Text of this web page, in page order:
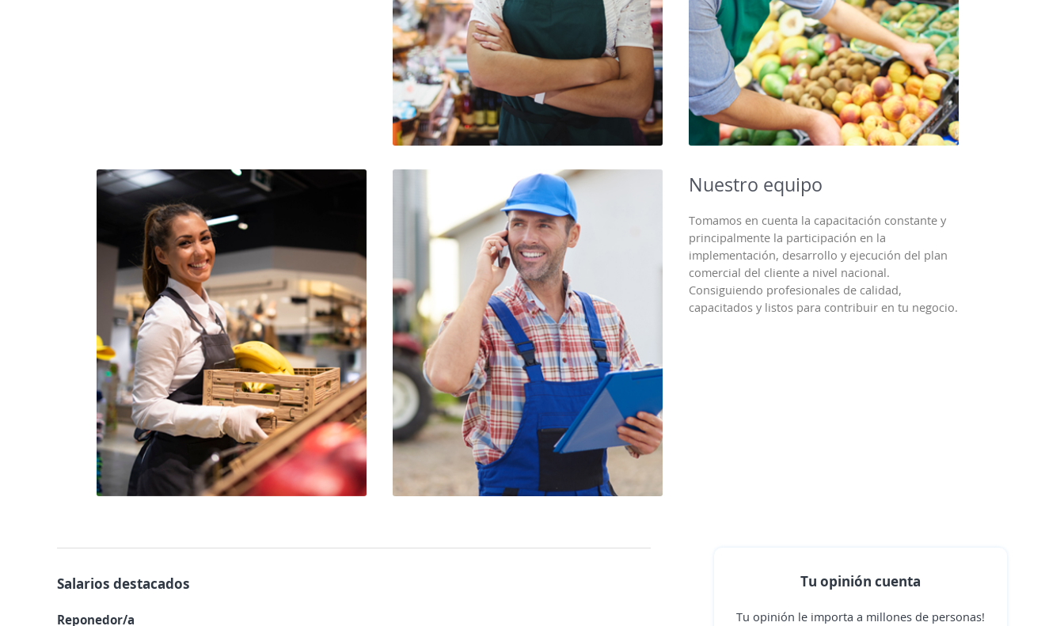
Nuestro equipo
Tomamos en cuenta la capacitación constante y
principalmente la participación en la
implementación, desarrollo y ejecución del plan
comercial del cliente a nivel nacional.
Consiguiendo profesionales de calidad,
capacitados y listos para contribuir en tu negocio.
Salarios destacados
Reponedor/a
Tu opinión cuenta
Tu opinión le importa a millones de personas!